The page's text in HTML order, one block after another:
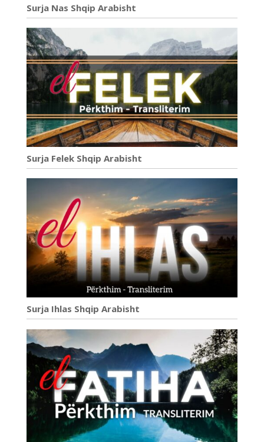
Surja Nas Shqip Arabisht
Surja Felek Shqip Arabisht
Surja Ihlas Shqip Arabisht